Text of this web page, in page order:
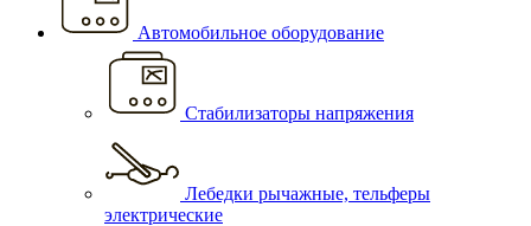
Автомобильное оборудование
Стабилизаторы напряжения
Лебедки рычажные, тельферы
электрические